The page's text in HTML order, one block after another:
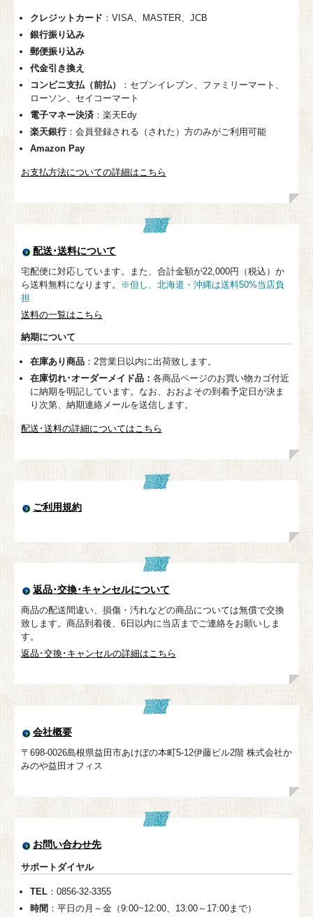
クレジットカード ：VISA、MASTER、JCB
銀行振り込み
郵便振り込み
代金引き換え
コンビニ支払（前払）
：セブンイレブン、ファミリーマート、
ローソン、セイコーマート
電子マネー決済：楽天Edy
楽天銀行：会員登録される（された）方のみがご利用可能
Amazon Pay
お支払方法についての詳細はこちら
配送･送料について
宅配便に対応しています。また、合計金額が22,000円（税込）か
ら送料無料になります。
※但し、北海道・沖縄は送料50%当店負
担
送料の一覧はこちら
納期について
在庫あり商品：2営業日以内に出荷致します。
在庫切れ･オーダーメイド品： 各商品ページのお買い物カゴ付近
に納期を明記しています。なお、おおよその到着予定日が決ま
り次第、納期連絡メールを送信します。
配送･送料の詳細についてはこちら
ご利用規約
返品･交換･キャンセルについて
商品の配送間違い、損傷・汚れなどの商品については無償で交換
致します。商品到着後、6日以内に当店までご連絡をお願いしま
す。
返品･交換･キャンセルの詳細はこちら
会社概要
〒698-0026島根県益田市あけぼの本町5-12伊藤ビル2階 株式会社か
みのや益田オフィス
お問い合わせ先
サポートダイヤル
TEL：0856-32-3355
時間：平日の月～金（9:00~12:00、13:00～17:00まで）